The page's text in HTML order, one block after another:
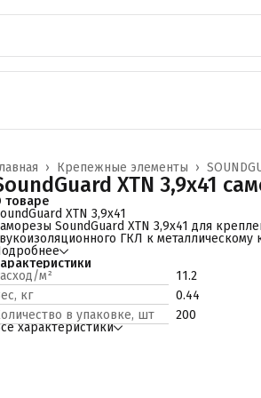
Крепежные элементы ›
›
XTN 3,9x41
товаре
XTN 3,9x41
SoundGuard XTN 3,9х41 для
ГКЛ к металлическому
гипрок-металл SoundGuard XTN
крепления звукоизоляционного ГКЛ к
без предварительного
разнонаправленную резьбу,
крепление гипсокартона к
требуют предварительного засверливания
Размеры
м²
11.2
кг
0.44
в упаковке, шт
200
характеристики